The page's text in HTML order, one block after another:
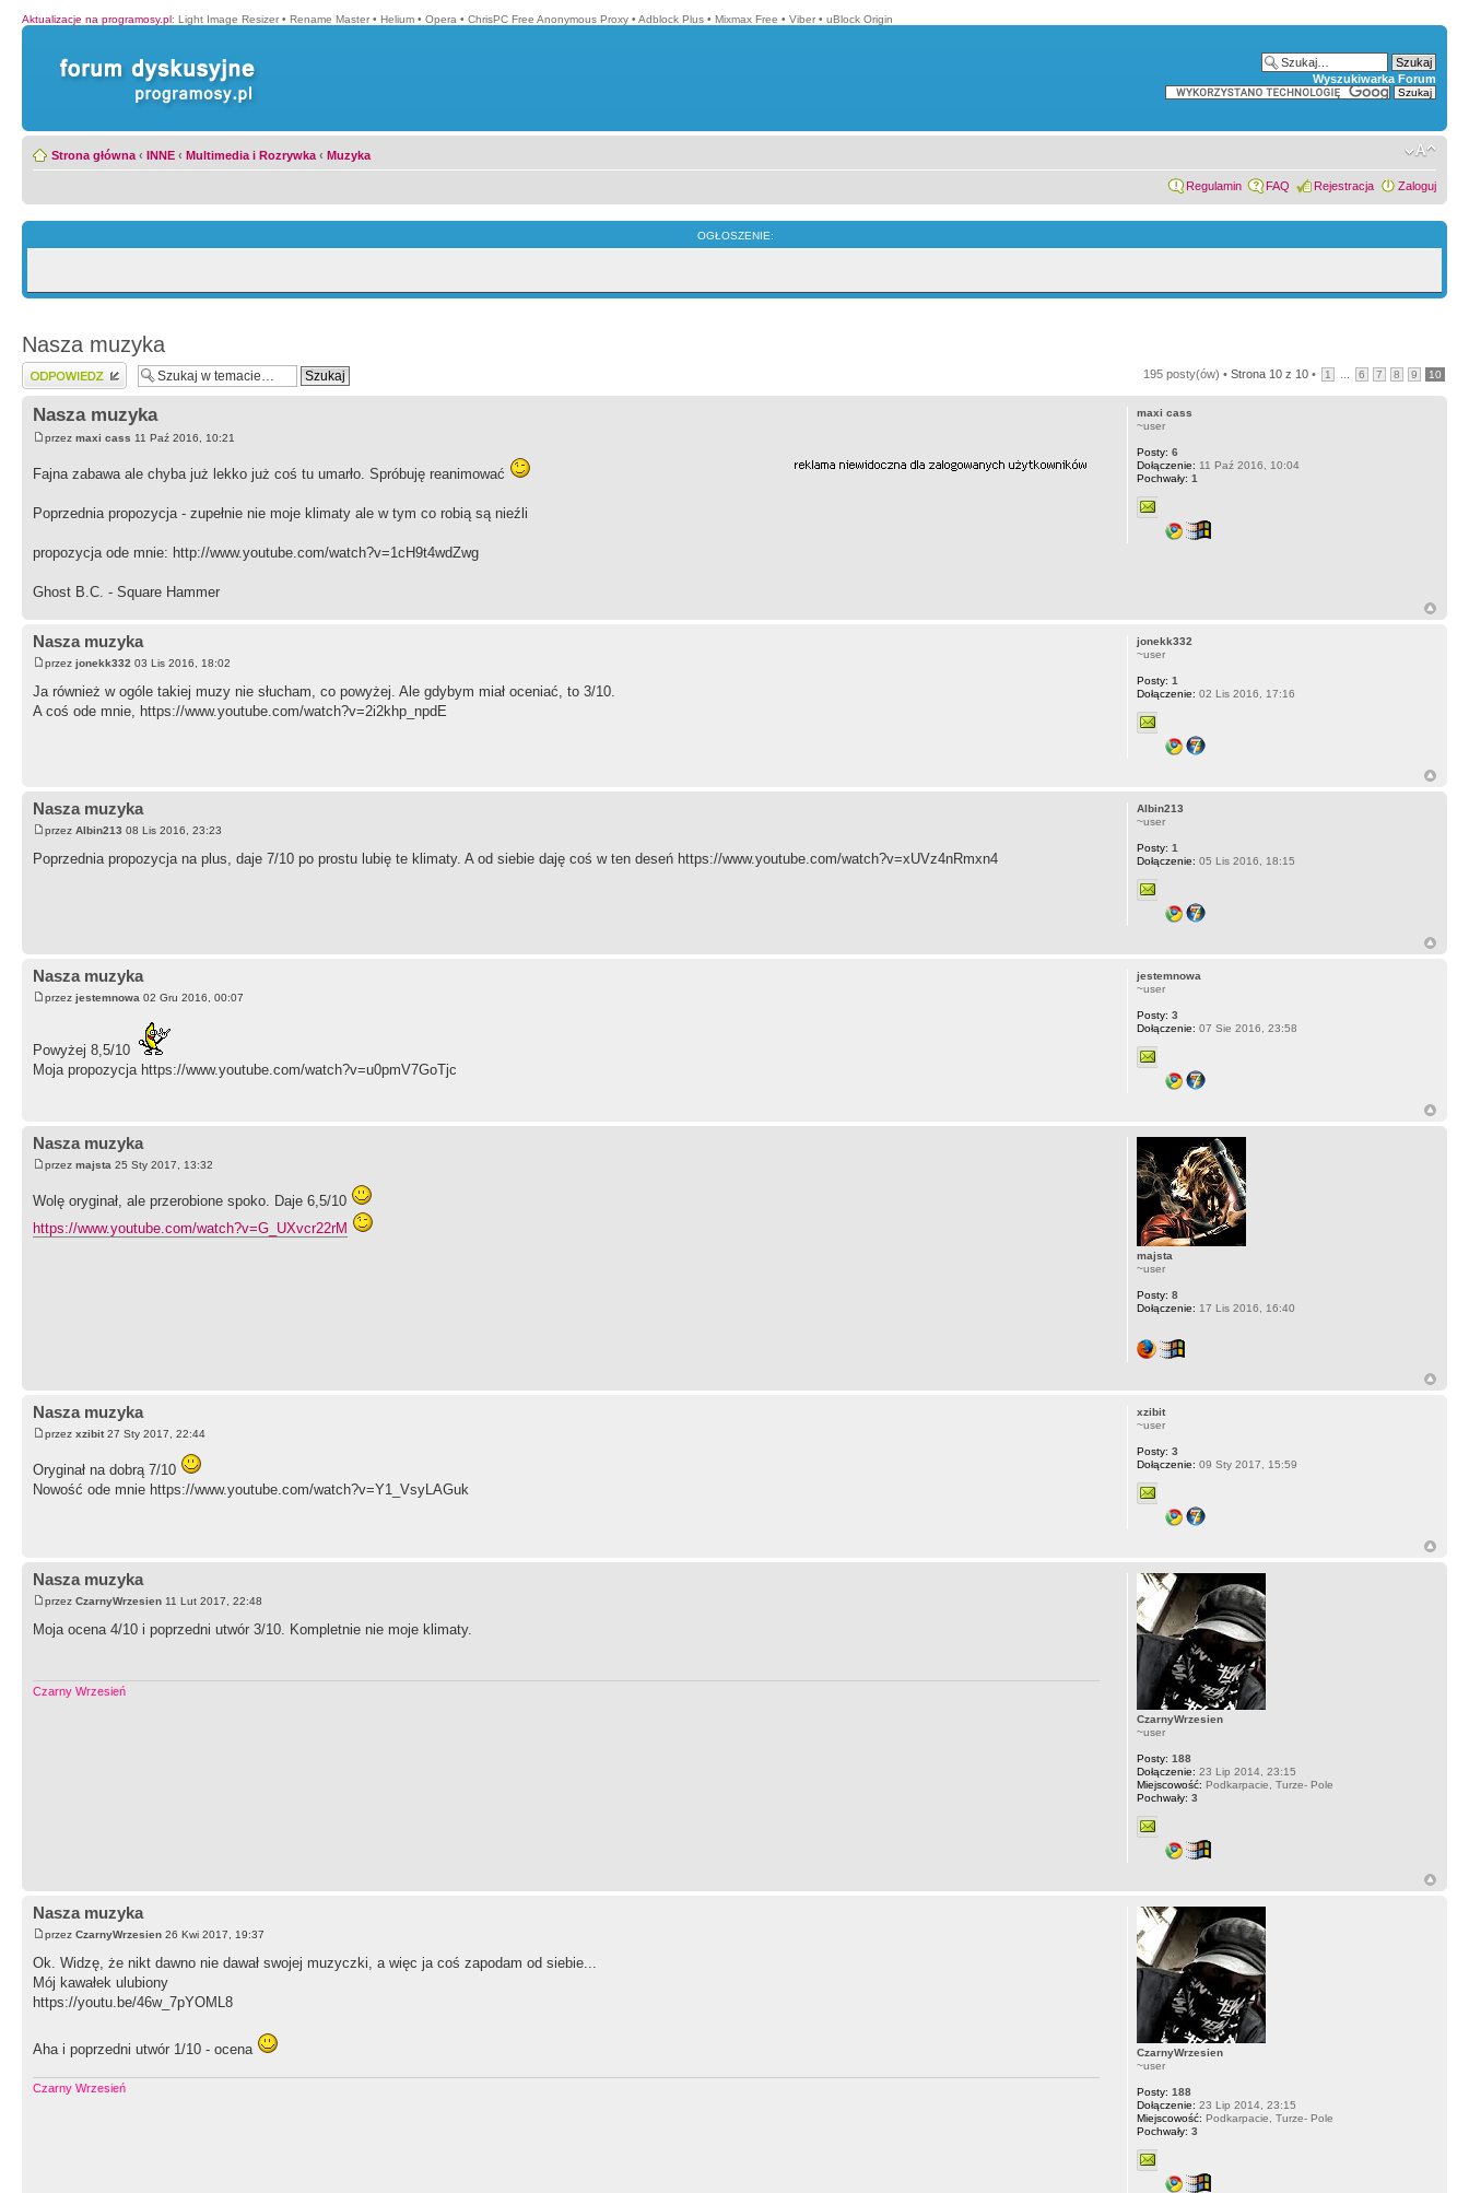
Aktualizacje na programosy.pl: Light Image Resizer • Rename Master • Helium • Opera • ChrisPC Free Anonymous Proxy • Adblock Plus • Mixmax Free • Viber • uBlock Origin
Wyszukiwarka Forum
Strona główna ‹ INNE ‹ Multimedia i Rozrywka ‹ Muzyka
Regulamin FAQ Rejestracja Zaloguj
OGŁOSZENIE:
Nasza muzyka
Wyślij odpowiedź 195 posty(ów) • Strona 10 z 10 • 1 6 7 8 9 10
Nasza muzyka
przez maxi cass 11 Paź 2016, 10:21
Fajna zabawa ale chyba już lekko już coś tu umarło. Spróbuję reanimować
Poprzednia propozycja - zupełnie nie moje klimaty ale w tym co robią są nieźli
propozycja ode mnie: http://www.youtube.com/watch?v=1cH9t4wdZwg
Ghost B.C. - Square Hammer
maxi cass
~user
Posty: 6
Dołączenie: 11 Paź 2016, 10:04
Pochwały: 1
Nasza muzyka
przez jonekk332 03 Lis 2016, 18:02
Ja również w ogóle takiej muzy nie słucham, co powyżej. Ale gdybym miał oceniać, to 3/10.
A coś ode mnie, https://www.youtube.com/watch?v=2i2khp_npdE
jonekk332
~user
Posty: 1
Dołączenie: 02 Lis 2016, 17:16
Nasza muzyka
przez Albin213 08 Lis 2016, 23:23
Poprzednia propozycja na plus, daje 7/10 po prostu lubię te klimaty. A od siebie daję coś w ten deseń https://www.youtube.com/watch?v=xUVz4nRmxn4
Albin213
~user
Posty: 1
Dołączenie: 05 Lis 2016, 18:15
Nasza muzyka
przez jestemnowa 02 Gru 2016, 00:07
Powyżej 8,5/10
Moja propozycja https://www.youtube.com/watch?v=u0pmV7GoTjc
jestemnowa
~user
Posty: 3
Dołączenie: 07 Sie 2016, 23:58
Nasza muzyka
przez majsta 25 Sty 2017, 13:32
Wolę oryginał, ale przerobione spoko. Daje 6,5/10
https://www.youtube.com/watch?v=G_UXvcr22rM
majsta
~user
Posty: 8
Dołączenie: 17 Lis 2016, 16:40
Nasza muzyka
przez xzibit 27 Sty 2017, 22:44
Oryginał na dobrą 7/10
Nowość ode mnie https://www.youtube.com/watch?v=Y1_VsyLAGuk
xzibit
~user
Posty: 3
Dołączenie: 09 Sty 2017, 15:59
Nasza muzyka
przez CzarnyWrzesien 11 Lut 2017, 22:48
Moja ocena 4/10 i poprzedni utwór 3/10. Kompletnie nie moje klimaty.
Czarny Wrzesień
CzarnyWrzesien
~user
Posty: 188
Dołączenie: 23 Lip 2014, 23:15
Miejscowość: Podkarpacie, Turze- Pole
Pochwały: 3
Nasza muzyka
przez CzarnyWrzesien 26 Kwi 2017, 19:37
Ok. Widzę, że nikt dawno nie dawał swojej muzyczki, a więc ja coś zapodam od siebie...
Mój kawałek ulubiony
https://youtu.be/46w_7pYOML8
Aha i poprzedni utwór 1/10 - ocena
Czarny Wrzesień
CzarnyWrzesien
~user
Posty: 188
Dołączenie: 23 Lip 2014, 23:15
Miejscowość: Podkarpacie, Turze- Pole
Pochwały: 3